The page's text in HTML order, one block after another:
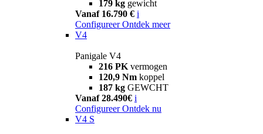
179 kg gewicht
Vanaf 16.790 € i
Configureer Ontdek meer
V4
Panigale V4
216 PK vermogen
120,9 Nm koppel
187 kg GEWCHT
Vanaf 28.490€ i
Configureer Ontdek nu
V4 S